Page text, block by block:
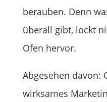
berauben. Denn
überall gibt, lockt
Ofen hervor.
Abgesehen davon:
wirksames